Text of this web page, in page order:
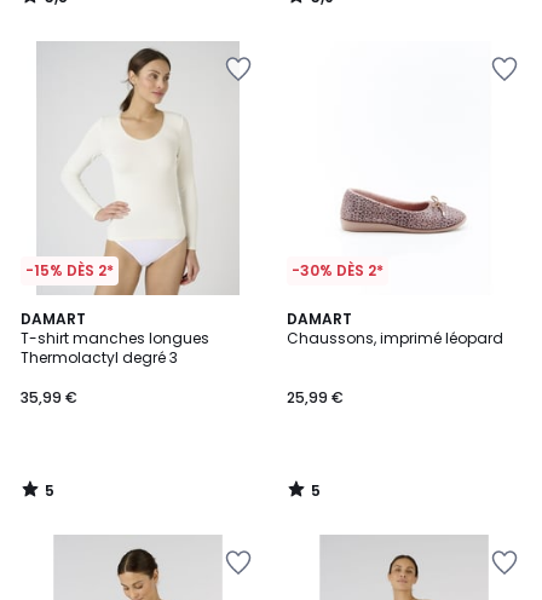
/
/
-15% DÈS 2*
DAMART
T-shirt manches longues
Thermolactyl degré 3
35,99 €
5
/
5
5
/
-30% DÈS 2*
DAMART
Chaussons, imprimé léopard
25,99 €
5
/
5
/